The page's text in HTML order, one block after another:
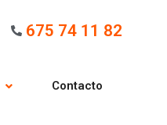
675 74 11 82
Contacto